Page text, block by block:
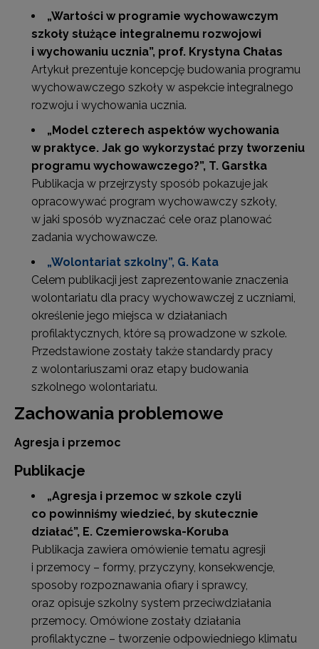
„Wartości w programie wychowawczym
szkoły służące integralnemu rozwojowi
i wychowaniu ucznia”, prof. Krystyna Chałas
Artykuł prezentuje koncepcję budowania programu
wychowawczego szkoły w aspekcie integralnego
rozwoju i wychowania ucznia.
„Model czterech aspektów wychowania
w praktyce. Jak go wykorzystać przy tworzeniu
programu wychowawczego?”, T. Garstka
Publikacja w przejrzysty sposób pokazuje jak
opracowywać program wychowawczy szkoły,
w jaki sposób wyznaczać cele oraz planować
zadania wychowawcze.
„Wolontariat szkolny”, G. Kata
Celem publikacji jest zaprezentowanie znaczenia
wolontariatu dla pracy wychowawczej z uczniami,
określenie jego miejsca w działaniach
profilaktycznych, które są prowadzone w szkole.
Przedstawione zostały także standardy pracy
z wolontariuszami oraz etapy budowania
szkolnego wolontariatu.
Zachowania problemowe
Agresja i przemoc
Publikacje
„Agresja i przemoc w szkole czyli
co powinniśmy wiedzieć, by skutecznie
działać”, E. Czemierowska-Koruba
Publikacja zawiera omówienie tematu agresji
i przemocy – formy, przyczyny, konsekwencje,
sposoby rozpoznawania ofiary i sprawcy,
oraz opisuje szkolny system przeciwdziałania
przemocy. Omówione zostały działania
profilaktyczne – tworzenie odpowiedniego klimatu